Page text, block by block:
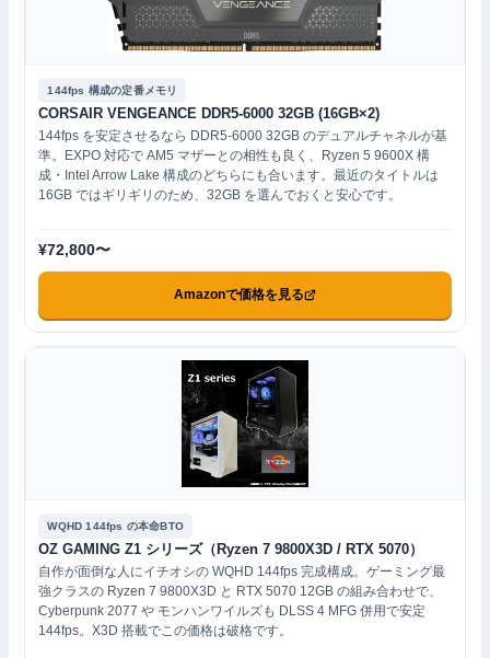
144fps 構成の定番メモリ
CORSAIR VENGEANCE DDR5-6000 32GB (16GB×2)
144fps を安定させるなら DDR5-6000 32GB のデュアルチャネルが基
準。EXPO 対応で AM5 マザーとの相性も良く、Ryzen 5 9600X 構
成・Intel Arrow Lake 構成のどちらにも合います。最近のタイトルは
16GB ではギリギリのため、32GB を選んでおくと安心です。
¥72,800〜
Amazonで価格を見る
WQHD 144fps の本命BTO
OZ GAMING Z1 シリーズ（Ryzen 7 9800X3D / RTX 5070）
自作が面倒な人にイチオシの WQHD 144fps 完成構成。ゲーミング最
強クラスの Ryzen 7 9800X3D と RTX 5070 12GB の組み合わせで、
Cyberpunk 2077 や モンハンワイルズも DLSS 4 MFG 併用で安定
144fps。X3D 搭載でこの価格は破格です。